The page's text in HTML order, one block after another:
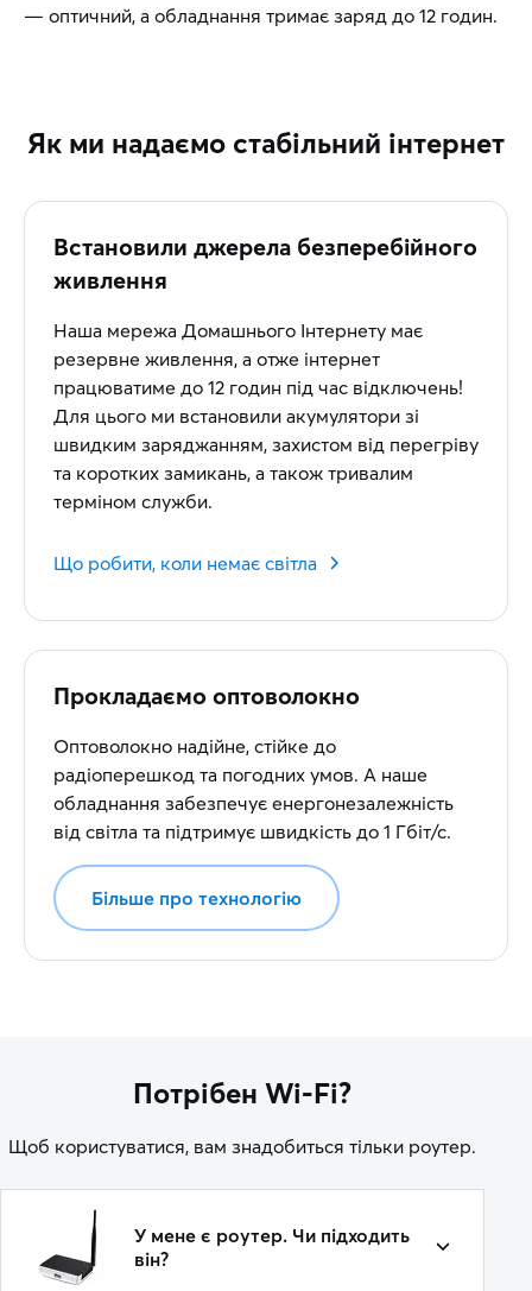
— оптичний, а обладнання тримає заряд до 12 годин.
Як ми надаємо стабільний інтернет
Встановили джерела безперебійного
живлення
Наша мережа Домашнього Інтернету має
резервне живлення, а отже інтернет
працюватиме до 12 годин під час відключень!
Для цього ми встановили акумулятори зі
швидким заряджанням, захистом від перегріву
та коротких замикань, а також тривалим
терміном служби.
Що робити, коли немає світла
Прокладаємо оптоволокно
Оптоволокно надійне, стійке до
радіоперешкод та погодних умов. А наше
обладнання забезпечує енергонезалежність
від світла та підтримує швидкість до 1 Гбіт/с.
Більше про технологію
Потрібен Wi-Fi?
Щоб користуватися, вам знадобиться тільки роутер.
У мене є роутер. Чи підходить
він?